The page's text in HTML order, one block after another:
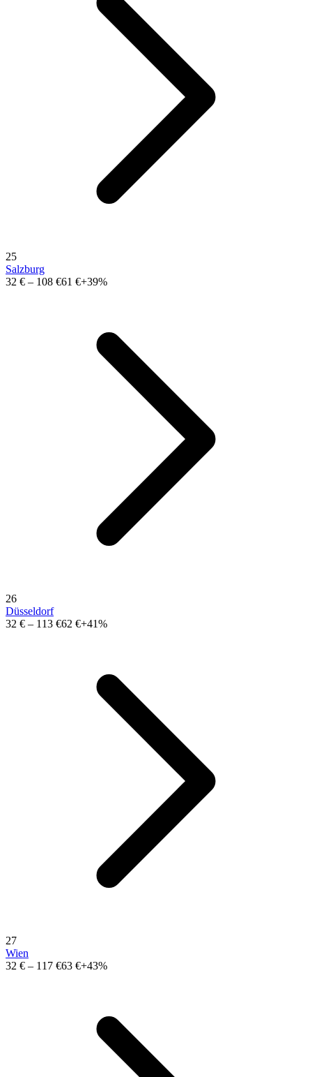
25
Salzburg
32 € – 108 €61 €+39%
26
Düsseldorf
32 € – 113 €62 €+41%
27
Wien
32 € – 117 €63 €+43%